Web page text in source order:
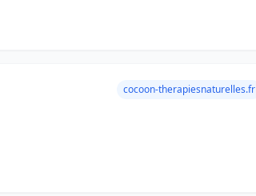
cocoon-therapiesnaturelles.fr